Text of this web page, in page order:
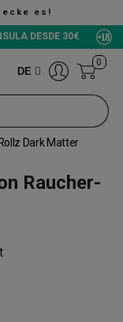
es!
DESDE 30€
DE
0
Dark Matter
Raucher-